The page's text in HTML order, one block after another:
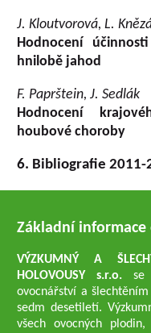
J. Kloutvorová, L.
Hodnocení
hnilobě jahod
F. Paprštein, J. Sedlák
Hodnocení
houbové choroby
6. Bibliografie 2011-
Základní informace
VÝZKUMNÝ A
HOLOVOUSY s.r.o.se
ovocnářství a
sedm desetiletí.
všech ovocných